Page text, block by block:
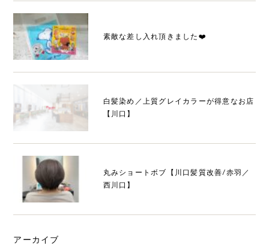
素敵な差し入れ頂きました❤️
白髪染め／上質グレイカラーが得意なお店
【川口】
丸みショートボブ【川口髪質改善/赤羽／
西川口】
アーカイブ